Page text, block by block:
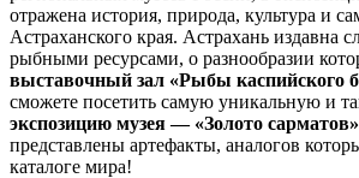
отражена история, природа, культура и
Астраханского края. Астрахань издавна
рыбными ресурсами, о разнообразии
выставочный зал «Рыбы каспийского
сможете посетить самую уникальную и
экспозицию музея — «Золото сарматов»
представлены артефакты, аналогов
каталоге мира!